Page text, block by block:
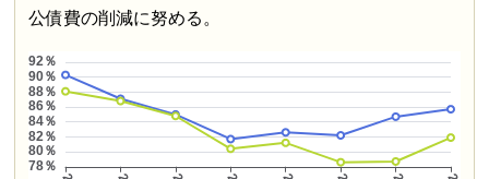
公債費の削減に努める。